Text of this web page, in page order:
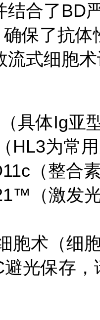
结合了BD
保了抗
流式细胞
具体Ig亚
HL3为常
（整合
（激发
胞术（细
光保存